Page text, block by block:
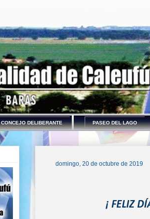
CONCEJO DELIBERANTE PASEO DEL LAGO
domingo, 20 de octubre de 2019
¡ FELIZ